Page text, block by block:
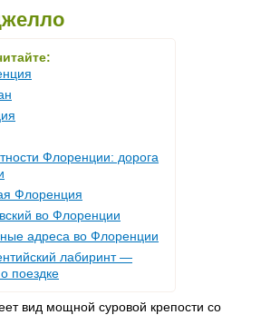
Флоренции: дорога
Флоренция
во Флоренции
адреса во Флоренции
лабиринт —
поездке
вид мощной суровой крепости со